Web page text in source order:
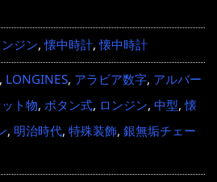
ジン,懐中時計,懐中時計
, LONGINES, アラビア数字, アルバー
ト物, ボタン式, ロンジン, 中型,懐
, 明治時代, 特殊装飾, 銀無垢チェー